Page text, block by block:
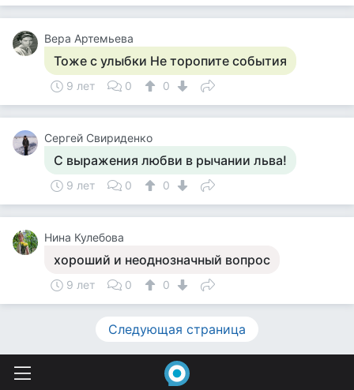
Вера Артемьева
Тоже с улыбки Не торопите события
9 лет 0 0
Cергей Свириденко
С выражения любви в рычании льва!
9 лет 0 0
Нина Кулебова
хороший и неоднозначный вопрос
9 лет 0 0
Следующая страница